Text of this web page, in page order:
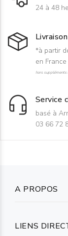
24 à 48
*à partir
en France
hors suppléments
Service
basé à
03 66 72
A PROPOS
LIENS